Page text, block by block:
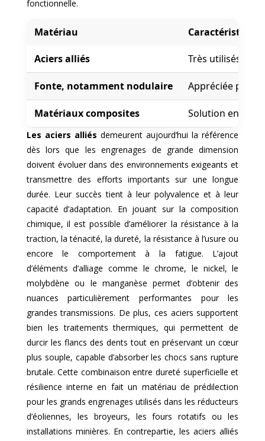
fonctionnelle.
Matériau
Aciers alliés Très utilisés
Fonte, notamment nodulaire Appréciée pour
Matériaux composites Solution encore
Les aciers alliés demeurent aujourd’hui la référence
dès lors que les engrenages de grande dimension
doivent évoluer dans des environnements exigeants et
transmettre des efforts importants sur une longue
durée. Leur succès tient à leur polyvalence et à leur
capacité d’adaptation. En jouant sur la composition
chimique, il est possible d’améliorer la résistance à la
traction, la ténacité, la dureté, la résistance à l’usure ou
encore le comportement à la fatigue. L’ajout
d’éléments d’alliage comme le chrome, le nickel, le
molybdène ou le manganèse permet d’obtenir des
nuances particulièrement performantes pour les
grandes transmissions. De plus, ces aciers supportent
bien les traitements thermiques, qui permettent de
durcir les flancs des dents tout en préservant un cœur
plus souple, capable d’absorber les chocs sans rupture
brutale. Cette combinaison entre dureté superficielle et
résilience interne en fait un matériau de prédilection
pour les grands engrenages utilisés dans les réducteurs
d’éoliennes, les broyeurs, les fours rotatifs ou les
installations minières. En contrepartie, les aciers alliés